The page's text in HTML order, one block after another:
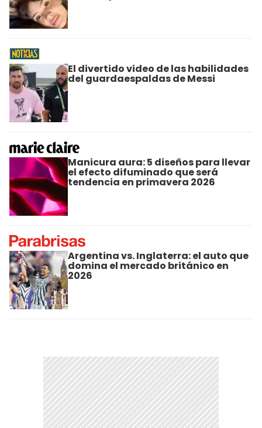
El divertido video de las habilidades
del guardaespaldas de Messi
Manicura aura: 5 diseños para llevar
el efecto difuminado que será
tendencia en primavera 2026
Argentina vs. Inglaterra: el auto que
domina el mercado británico en
2026